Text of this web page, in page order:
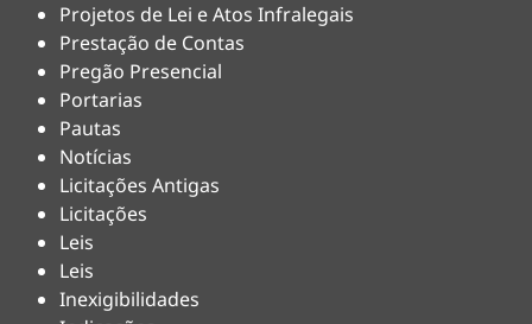
Projetos de Lei e Atos Infralegais
Prestação de Contas
Pregão Presencial
Portarias
Pautas
Notícias
Licitações Antigas
Licitações
Leis
Leis
Inexigibilidades